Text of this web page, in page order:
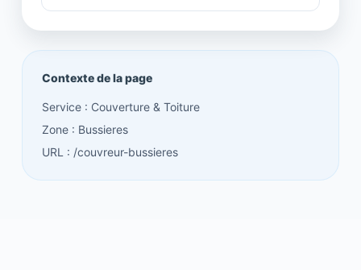
Contexte de la page
Service : Couverture & Toiture
Zone : Bussieres
URL : /couvreur-bussieres